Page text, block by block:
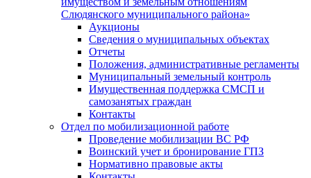
Слюдянского муниципального района»
Аукционы
Сведения о муниципальных объектах
Отчеты
Положения, административные регламенты
Муниципальный земельный контроль
Имущественная поддержка СМСП и
самозанятых граждан
Контакты
Отдел по мобилизационной работе
Проведение мобилизации ВС РФ
Воинский учет и бронирование ГПЗ
Нормативно правовые акты